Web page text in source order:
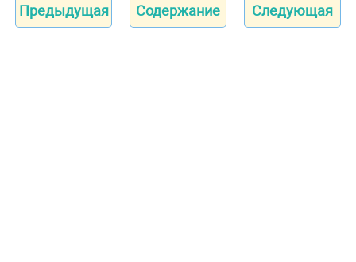
Предыдущая Содержание Следующая